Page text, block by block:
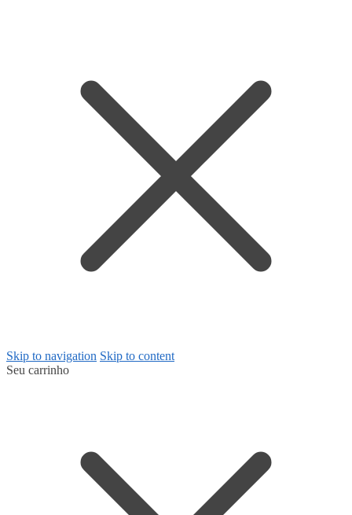
Skip to navigation Skip to content
Seu carrinho